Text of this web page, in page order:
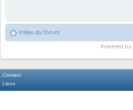
Index du forum
Powered by
Contact
Liens